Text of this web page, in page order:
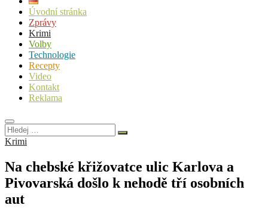
Úvodní stránka
Zprávy
Krimi
Volby
Technologie
Recepty
Video
Kontakt
Reklama
Hledej
…
Krimi
Na chebské křižovatce ulic Karlova a
Pivovarská došlo k nehodě tří osobních
aut